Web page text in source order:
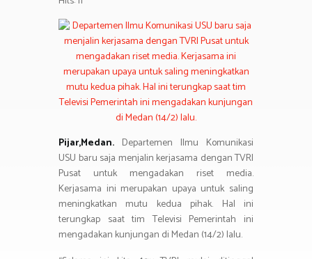
ok A
p
p
a
m
e
Pijar,Medan. Departemen Ilmu Komunikasi
USU baru saja menjalin kerjasama dengan TVRI
Pusat untuk mengadakan riset media.
Kerjasama ini merupakan upaya untuk saling
meningkatkan mutu kedua pihak. Hal ini
terungkap saat tim Televisi Pemerintah ini
mengadakan kunjungan di Medan (14/2) lalu.